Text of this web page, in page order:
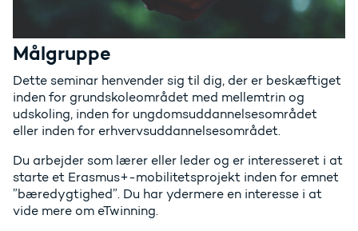
Målgruppe
Dette seminar henvender sig til dig, der er beskæftiget
inden for grundskoleområdet med mellemtrin og
udskoling, inden for ungdomsuddannelsesområdet
eller inden for erhvervsuddannelsesområdet.
Du arbejder som lærer eller leder og er interesseret i at
starte et Erasmus+-mobilitetsprojekt inden for emnet
”bæredygtighed”. Du har ydermere en interesse i at
vide mere om eTwinning.